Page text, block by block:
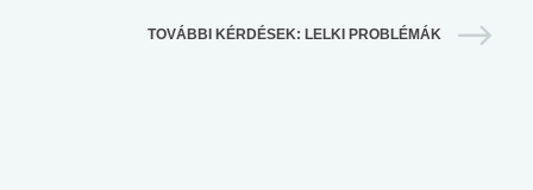
TOVÁBBI KÉRDÉSEK: LELKI PROBLÉMÁK